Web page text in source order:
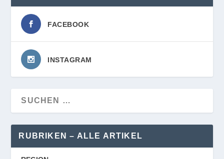
FACEBOOK
INSTAGRAM
RUBRIKEN – ALLE ARTIKEL